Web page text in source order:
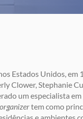
Estados Unidos, em
Clower, Stephanie
um especialista
ertem como